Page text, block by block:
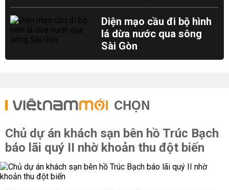
Diện mạo cầu đi bộ hình
lá dừa nước qua sông
Sài Gòn
CHỌN
Chủ dự án khách sạn bên hồ Trúc Bạch
báo lãi quý II nhờ khoản thu đột biến